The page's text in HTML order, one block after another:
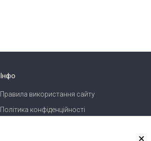
Інфо
Правила використання сайту
Політика конфіденційності